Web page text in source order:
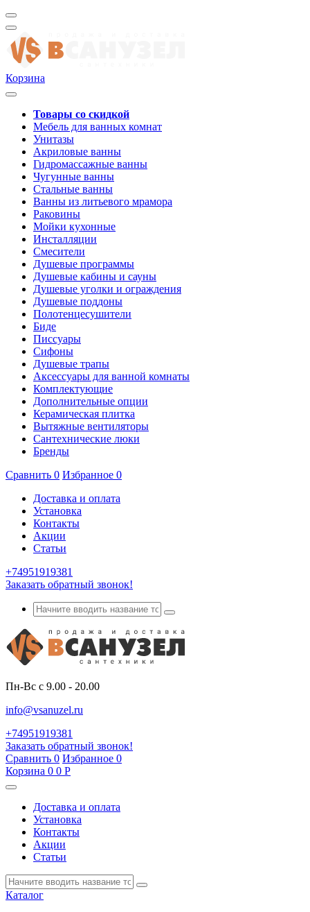
Корзина
Товары со скидкой
Мебель для ванных комнат
Унитазы
Акриловые ванны
Гидромассажные ванны
Чугунные ванны
Стальные ванны
Ванны из литьевого мрамора
Раковины
Мойки кухонные
Инсталляции
Смесители
Душевые программы
Душевые кабины и сауны
Душевые уголки и ограждения
Душевые поддоны
Полотенцесушители
Биде
Писсуары
Сифоны
Душевые трапы
Аксессуары для ванной комнаты
Комплектующие
Дополнительные опции
Керамическая плитка
Вытяжные вентиляторы
Сантехнические люки
Бренды
Сравнить 0 Избранное 0
Доставка и оплата
Установка
Контакты
Акции
Статьи
+74951919381
Заказать обратный звонок!
Пн-Вс с 9.00 - 20.00
info@vsanuzel.ru
+74951919381
Заказать обратный звонок!
Сравнить 0 Избранное 0
Корзина 0 0 Р
Доставка и оплата
Установка
Контакты
Акции
Статьи
Каталог